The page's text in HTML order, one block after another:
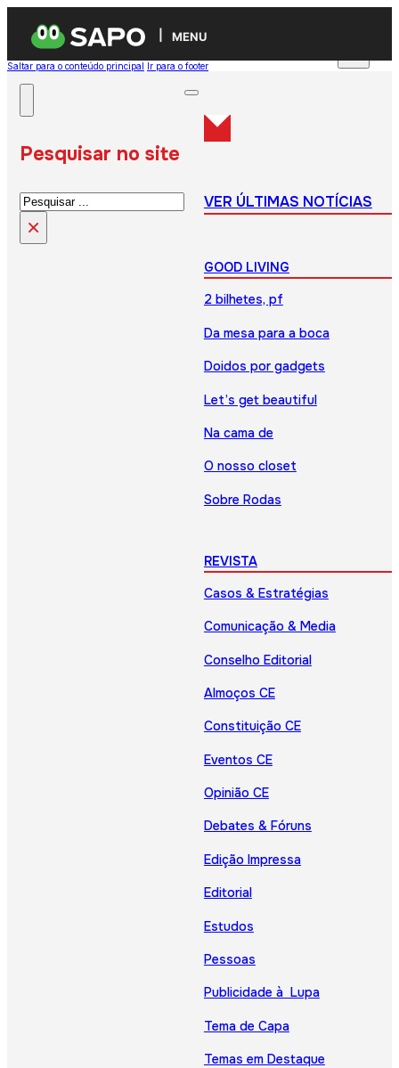
MENU
Saltar para o conteúdo principal Ir para o footer
Pesquisar no site
Pesquisar
×
VER ÚLTIMAS NOTÍCIAS
GOOD LIVING
2 bilhetes, pf
Da mesa para a boca
Doidos por gadgets
Let’s get beautiful
Na cama de
O nosso closet
Sobre Rodas
REVISTA
Casos & Estratégias
Comunicação & Media
Conselho Editorial
Almoços CE
Constituição CE
Eventos CE
Opinião CE
Debates & Fóruns
Edição Impressa
Editorial
Estudos
Pessoas
Publicidade à Lupa
Tema de Capa
Temas em Destaque